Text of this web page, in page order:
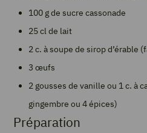
100 g de sucre cassonade
25 cl de lait
2 c. à soupe de sirop d’érable
3 œufs
2 gousses de vanille ou 1 c. à
gingembre ou 4 épices)
Préparation